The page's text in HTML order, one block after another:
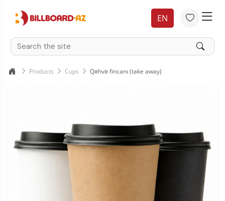
EN
Products Cups Qəhvə fincanı (take away)